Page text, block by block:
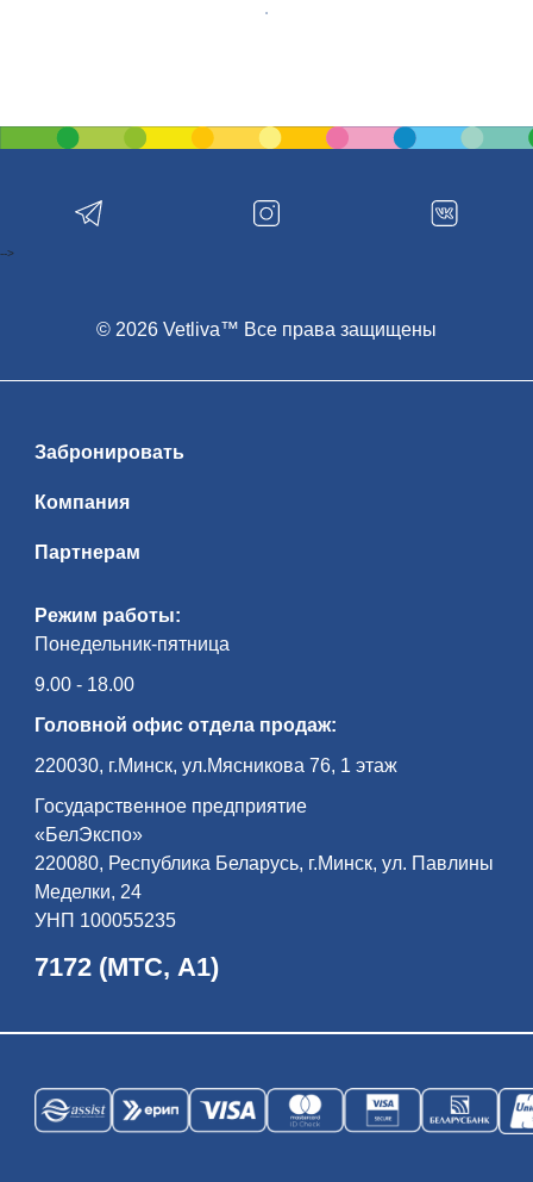
Режим работы:
Понедельник-пятница
9.00 - 18.00
Головной офис отдела продаж:
220030, г.Минск, ул.Мясникова 76, 1 этаж
Государственное предприятие
«БелЭкспо»
220080, Республика Беларусь, г.Минск, ул. Павлины
Меделки, 24
УНП 100055235
7172 (МТС, А1)
Забронировать
Компания
Партнерам
© 2026 Vetliva™ Все права защищены
-->